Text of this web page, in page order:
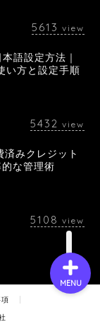
5613 view
語設定方法｜
い方と設定手順
5432 view
みクレジット
な管理術
5108 view
MENU
概要
情報